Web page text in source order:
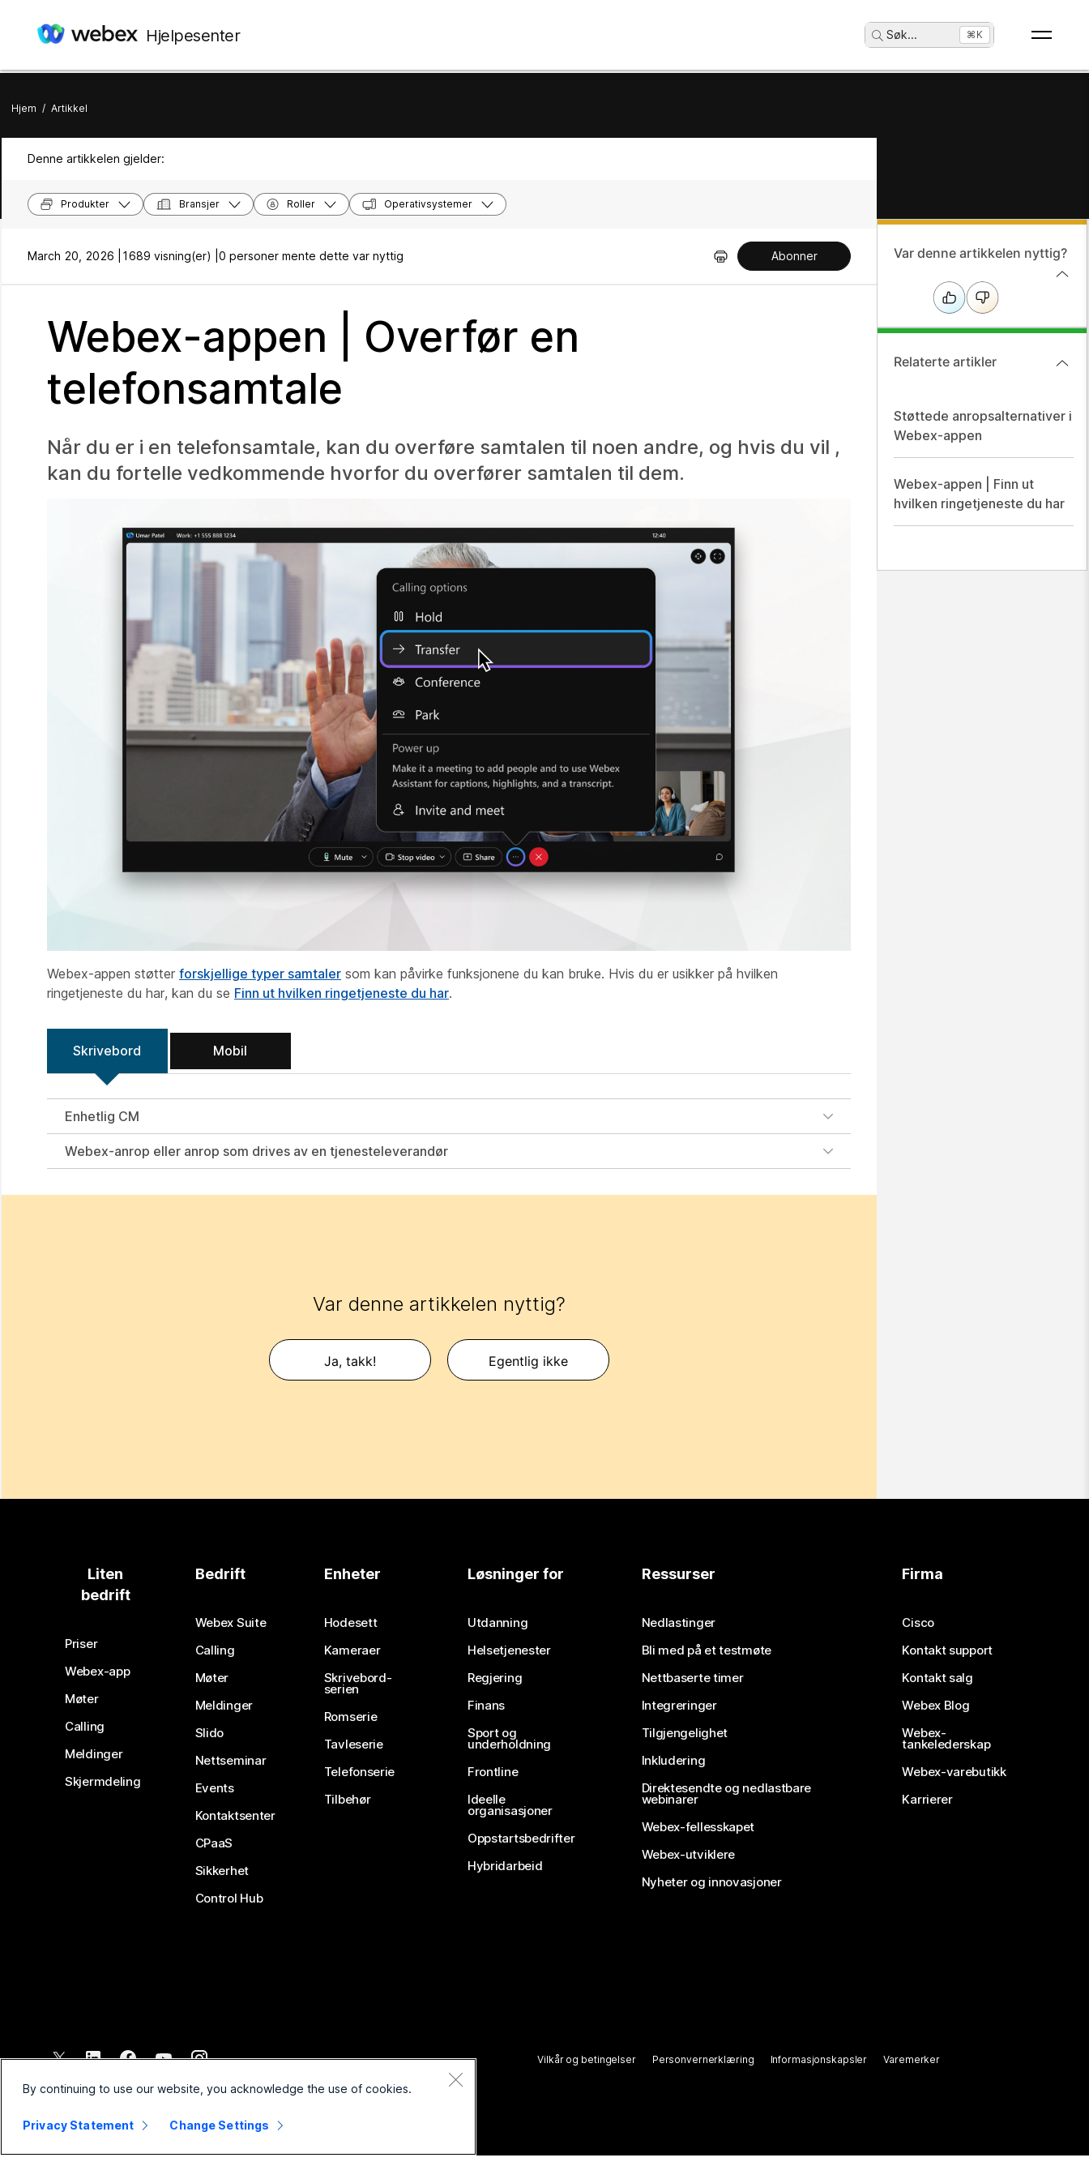
Hjelpesenter Søk... ⌘K
Hjem / Artikkel
Denne artikkelen gjelder:
Produkter Bransjer Roller Operativsystemer
March 20, 2026 | 1689 visning(er) | 0 personer mente dette var nyttig Abonner
Webex-appen | Overfør en
telefonsamtale
Når du er i en telefonsamtale, kan du overføre samtalen til noen andre, og hvis du vil ,
kan du fortelle vedkommende hvorfor du overfører samtalen til dem.
Webex-appen støtter forskjellige typer samtaler som kan påvirke funksjonene du kan bruke. Hvis du er usikker på hvilken
ringetjeneste du har, kan du se Finn ut hvilken ringetjeneste du har.
Skrivebord Mobil
Enhetlig CM
Webex-anrop eller anrop som drives av en tjenesteleverandør
Var denne artikkelen nyttig?
Ja, takk! Egentlig ikke
Var denne artikkelen nyttig?
Relaterte artikler
Støttede anropsalternativer i
Webex-appen
Webex-appen | Finn ut
hvilken ringetjeneste du har
Liten
bedrift
Priser
Webex-app
Møter
Calling
Meldinger
Skjermdeling
Bedrift
Webex Suite
Calling
Møter
Meldinger
Slido
Nettseminar
Events
Kontaktsenter
CPaaS
Sikkerhet
Control Hub
Enheter
Hodesett
Kameraer
Skrivebord-
serien
Romserie
Tavleserie
Telefonserie
Tilbehør
Løsninger for
Utdanning
Helsetjenester
Regjering
Finans
Sport og
underholdning
Frontline
Ideelle
organisasjoner
Oppstartsbedrifter
Hybridarbeid
Ressurser
Nedlastinger
Bli med på et testmøte
Nettbaserte timer
Integreringer
Tilgjengelighet
Inkludering
Direktesendte og nedlastbare
webinarer
Webex-fellesskapet
Webex-utviklere
Nyheter og innovasjoner
Firma
Cisco
Kontakt support
Kontakt salg
Webex Blog
Webex-
tankelederskap
Webex-varebutikk
Karrierer
2026 Cisco og/eller tilknyttede selskaper. Med enerett.
Vilkår og betingelser Personvernerklæring Informasjonskapsler Varemerker
By continuing to use our website, you acknowledge the use of cookies.
Privacy Statement Change Settings